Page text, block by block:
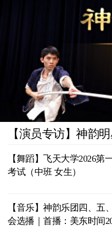
【演员专访】神韵
【舞蹈】飞天大学2026第
考试（中班 女生）
【音乐】神韵乐团四、五
会选播｜首播：美东时间